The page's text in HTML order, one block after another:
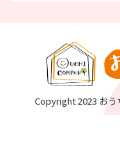
Copyright 2023 お